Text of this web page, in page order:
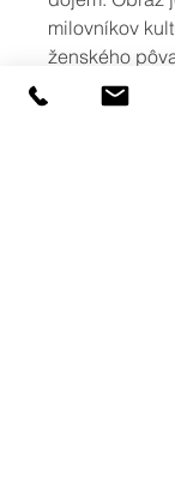
milovníkov
ženského
umenia.
boho